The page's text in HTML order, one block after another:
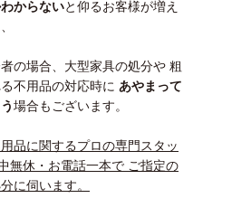
からないと仰るお客様が増え
の場合、大型家具の処分や 粗
不用品の対応時に あやまって
場合もございます。
品に関するプロの専門スタッ
無休・お電話一本で ご指定の
に伺います。